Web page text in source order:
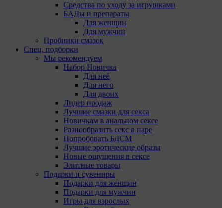
Средства по уходу за игрушками
БАДы и препараты
Для женщин
Для мужчин
Пробники смазок
Спец. подборки
Мы рекомендуем
Набор Новичка
Для неё
Для него
Для двоих
Лидер продаж
Лучшие смазки для секса
Новичкам в анальном сексе
Разнообразить секс в паре
Попробовать БДСМ
Лучшие эротические образы
Новые ощущения в сексе
Элитные товары
Подарки и сувениры
Подарки для женщин
Подарки для мужчин
Игры для взрослых